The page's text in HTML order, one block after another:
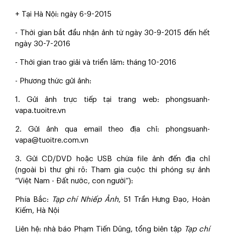
+ Tại Hà Nội: ngày 6-9-2015
- Thời gian bắt đầu nhận ảnh từ ngày 30-9-2015 đến hết
ngày 30-7-2016
- Thời gian trao giải và triển lãm: tháng 10-2016
- Phương thức gửi ảnh:
1. Gửi ảnh trực tiếp tại trang web: phongsuanh-
vapa.tuoitre.vn
2. Gửi ảnh qua email theo địa chỉ: phongsuanh-
vapa@tuoitre.com.vn
3. Gửi CD/DVD hoặc USB chứa file ảnh đến địa chỉ
(ngoài bì thư ghi rõ: Tham gia cuộc thi phóng sự ảnh
“Việt Nam - Đất nước, con người”):
Phía Bắc: Tạp chí Nhiếp Ảnh, 51 Trần Hưng Đạo, Hoàn
Kiếm, Hà Nội
Liên hệ: nhà báo Phạm Tiến Dũng, tổng biên tập Tạp chí